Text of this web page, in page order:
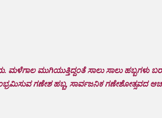
ಮುಗಿಯುತ್ತಿದ್ದಂತೆ ಸಾಲು ಸಾಲು ಹಬ್ಬಗಳು
ಗಣೇಶ ಹಬ್ಬ, ಸಾರ್ವಜನಿಕ ಗಣೇಶೋತ್ಸವದ